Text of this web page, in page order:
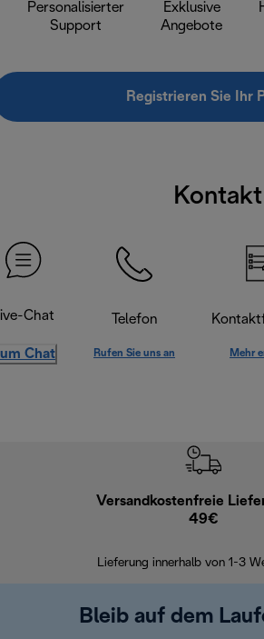
Personalisierter
Support
Exklusive
Angebote
Registrieren Sie Ihr
Kontakt
Chat
Chat
Telefon
Rufen Sie uns an Mehr
Versandkostenfreie
49€
Lieferung innerhalb von 1-3
Bleib auf dem